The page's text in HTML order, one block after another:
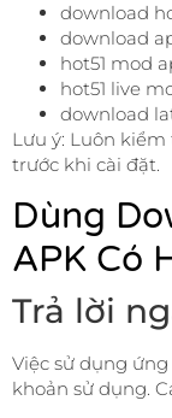
download
download
hot51 mod
hot51 live
download
Lưu ý: Luôn
trước khi cài đặt.
Dùng
APK Có
Trả lời
Việc sử dụng
khoản sử dụng.